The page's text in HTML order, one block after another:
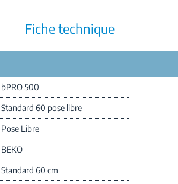
Fiche technique
bPRO 500
Standard 60 pose libre
Pose Libre
BEKO
Standard 60 cm